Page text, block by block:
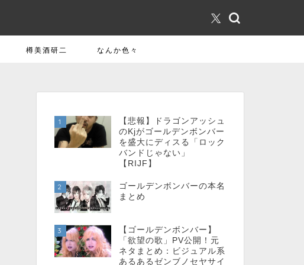
樽美酒研二 なんか色々
1
【悲報】ドラゴンアッシュ
のKjがゴールデンボンバー
を盛大にディスる「ロック
バンドじゃない」
【RIJF】
2
ゴールデンボンバーの本名
まとめ
3
【ゴールデンボンバー】
「欲望の歌」PV公開！元
ネタまとめ：ビジュアル系
あるあるゼンブノセヤサイ